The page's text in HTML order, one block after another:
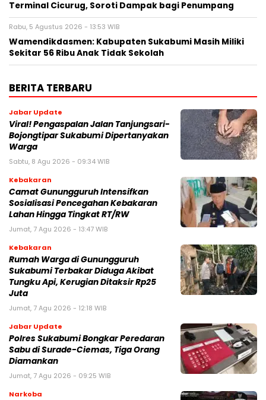
Terminal Cicurug, Soroti Dampak bagi Penumpang
Rabu, 5 Agustus 2026 - 13:53 WIB
Wamendikdasmen: Kabupaten Sukabumi Masih Miliki
Sekitar 56 Ribu Anak Tidak Sekolah
BERITA TERBARU
Jabar Update
Viral! Pengaspalan Jalan Tanjungsari-
Bojongtipar Sukabumi Dipertanyakan
Warga
Sabtu, 8 Agu 2026 - 09:34 WIB
Kebakaran
‎‎Camat Gunungguruh Intensifkan
Sosialisasi Pencegahan Kebakaran
Lahan Hingga Tingkat RT/RW‎
Jumat, 7 Agu 2026 - 13:47 WIB
Kebakaran
‎Rumah Warga di Gunungguruh
Sukabumi Terbakar Diduga Akibat
Tungku Api, Kerugian Ditaksir Rp25
Juta
Jumat, 7 Agu 2026 - 12:18 WIB
Jabar Update
Polres Sukabumi Bongkar Peredaran
Sabu di Surade-Ciemas, Tiga Orang
Diamankan
Jumat, 7 Agu 2026 - 09:25 WIB
Narkoba